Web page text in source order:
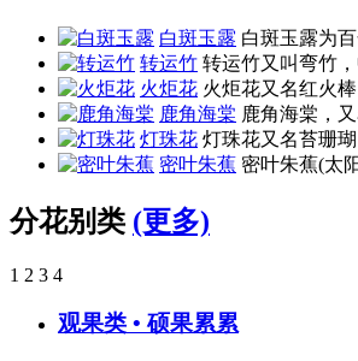
白斑玉露 白斑玉露为
转运竹 转运竹又叫弯竹
火炬花 火炬花又名红火
鹿角海棠 鹿角海棠，
灯珠花 灯珠花又名苔珊
密叶朱蕉 密叶朱蕉(太
分花别类 (更多)
1 2 3 4
观果类 • 硕果累累